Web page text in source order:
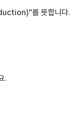
를 뜻합니다.
.